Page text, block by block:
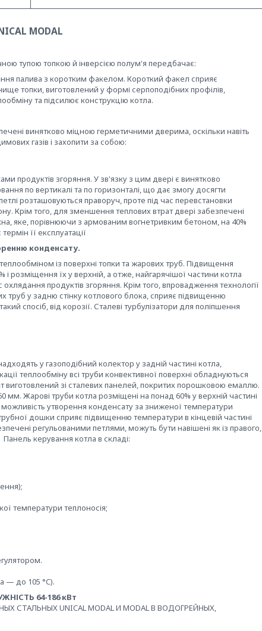
MODAL
тупою топкoю й інверсією полум'я передбачає:
палива з коротким факелом. Короткий факел сприяє
топки, виготовлений у формі серпоподібних профілів,
та підсилює конструкцію котла.
винятково міцною герметичними дверима, оскільки навіть
газів і захопити за собою:
продуктів згоряння. У зв'язку з цим двері є винятково
по вертикалі та по горизонталі, що дає змогу досягти
розташовуються праворуч, проте під час перевстановки
Крім того, для зменшення теплових втрат двері забезпечені
яке, порівнюючи з армованим вогнетривким бетоном, на 40%
її експлуатації
конденсату.
із поверхні топки та жарових труб. Підвищення
розміщення їх у верхній, а отже, найгарячішої частини котла
продуктів згоряння. Крім того, впровадження технології
труб у задню стінку котлового блока, сприяє підвищенню
спосіб, від корозії. Сталеві турбулізатори для поліпшення
у газоподібний колектор у задній частині котла,
теплообміну всі труби конвективної поверхні обладнуються
виготовлений зі сталевих панелей, покритих порошковою емаллю.
мм. Жарові труби котла розміщені на понад 60% у верхній частині
утворення конденсату за зниженої температури
дошки сприяє підвищенню температури в кінцевій частині
регульованими петлями, можуть бути навішені як із правого,
керування котла в складі:
температури теплоносія;
— до 105 °C).
64-186 кВт